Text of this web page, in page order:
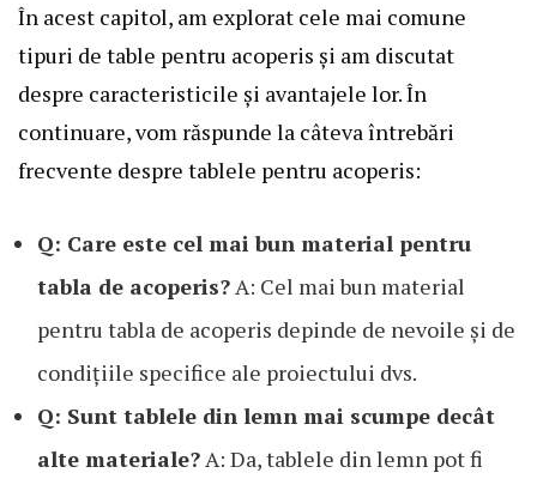
În acest capitol, am explorat cele mai comune
tipuri de table pentru acoperis și am discutat
despre caracteristicile și avantajele lor. În
continuare, vom răspunde la câteva întrebări
frecvente despre tablele pentru acoperis:
Q: Care este cel mai bun material pentru
tabla de acoperis? A: Cel mai bun material
pentru tabla de acoperis depinde de nevoile și de
condițiile specifice ale proiectului dvs.
Q: Sunt tablele din lemn mai scumpe decât
alte materiale? A: Da, tablele din lemn pot fi